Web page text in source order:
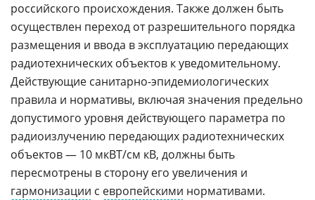
российского происхождения. Также должен быть
осуществлен переход от разрешительного порядка
размещения и ввода в эксплуатацию передающих
радиотехнических объектов к уведомительному.
Действующие санитарно-эпидемиологических
правила и нормативы, включая значения предельно
допустимого уровня действующего параметра по
радиоизлучению передающих радиотехнических
объектов — 10 мкВТ/см кВ, должны быть
пересмотрены в сторону его увеличения и
гармонизации с европейскими нормативами.